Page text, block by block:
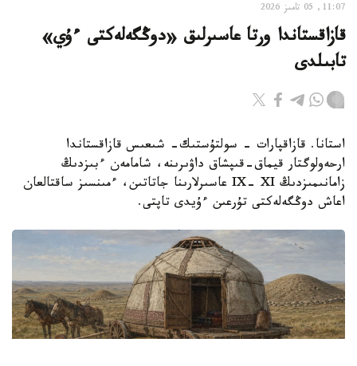
11:07, 05 تامىز 2026
قازاقستاندا ورتا عاسىرلىق «دوڭگەلەكتى ءۇي»
تابىلدى
استانا. قازاقپارات - سولتۇستىك- شىعىس قازاقستاندا
ارحەولوگتار قيماق-قىپشاق داۋىرىنە، شامامەن ءبىزدىڭ
زامانىمىزدىڭ IX- XI عاسىرلارىنا جاتاتىن، ءمىنسىز ساقتالعان
اعاش دوڭگەلەكتى تۇرعىن ءۇيدى تاپتى.